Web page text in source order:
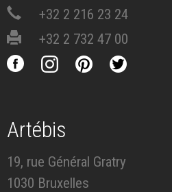
+32 2 216 23 24
+32 2 732 47 00
Artébis
19, rue Général Gratry
1030 Bruxelles